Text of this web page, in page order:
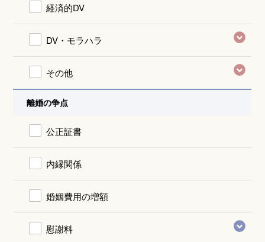
経済的DV
DV・モラハラ
その他
離婚の争点
公正証書
内縁関係
婚姻費用の増額
慰謝料